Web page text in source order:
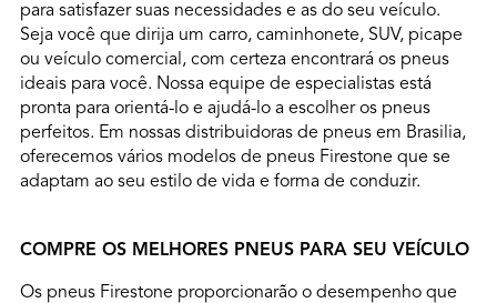
para satisfazer suas necessidades e as do seu veículo.
Seja você que dirija um carro, caminhonete, SUV, picape
ou veículo comercial, com certeza encontrará os pneus
ideais para você. Nossa equipe de especialistas está
pronta para orientá-lo e ajudá-lo a escolher os pneus
perfeitos. Em nossas distribuidoras de pneus em Brasilia,
oferecemos vários modelos de pneus Firestone que se
adaptam ao seu estilo de vida e forma de conduzir.
COMPRE OS MELHORES PNEUS PARA SEU VEÍCULO
Os pneus Firestone proporcionarão o desempenho que